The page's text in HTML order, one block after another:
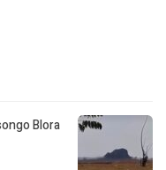
Blora